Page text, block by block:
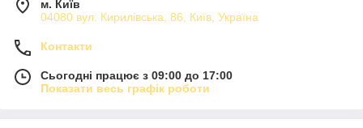
м. Київ
04080 вул. Кирилівська, 86, Київ, Україна
Контакти
Сьогодні працює з 09:00 до 17:00
Показати весь графік роботи